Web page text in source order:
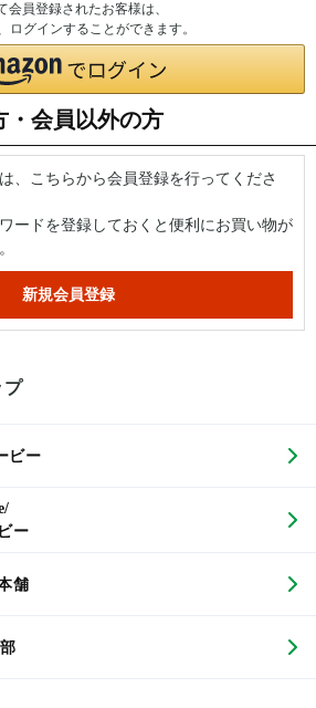
会員登録されたお客様は、
ログインすることができます。
・会員以外の方
、こちらから会員登録を行ってくださ
ードを登録しておくと便利にお買い物が
プ
ビー
ー
舗